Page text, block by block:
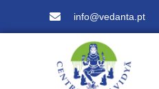
info@vedanta.pt